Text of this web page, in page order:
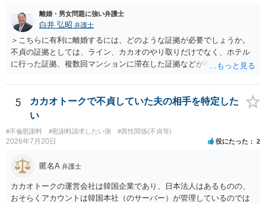
離婚・男女問題に強い弁護士
白井 弘昭 弁護士
＞こちらに有利に離婚するには、どのような証拠が必要でしょうか。
不貞の証拠としては、ライン、カカオのやり取りだけでなく、ホテル
に行った証拠、複数回マンションに滞在した証拠などが有効です。 不
婚する、慰謝料をとるなど）ことができると思われます。 ただし、不
貞発覚後、長期間同居を続けると、不貞を許したとの評価につながる
場合がありますので、ご注意ください。 以上、ご参考まで。
5
カカオトークで不貞していた夫の相手を特定した
い
#不倫慰謝料 #慰謝料請求したい側 #異性関係(不貞等)
2026年7月20日 役にたった 2
匿名A 弁護士
カカオトークの運営会社は韓国企業であり、日本法人はあるものの、
おそらくアカウントは韓国本社（のサーバー）が管理しているのでは